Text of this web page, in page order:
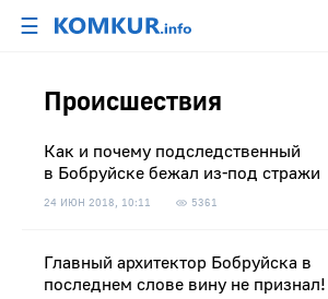
☰
Происшествия
Как и почему подследственный
в Бобруйске бежал из-под стражи
24 ИЮН 2018, 10:11 5361
Главный архитектор Бобруйска в
последнем слове вину не признал!